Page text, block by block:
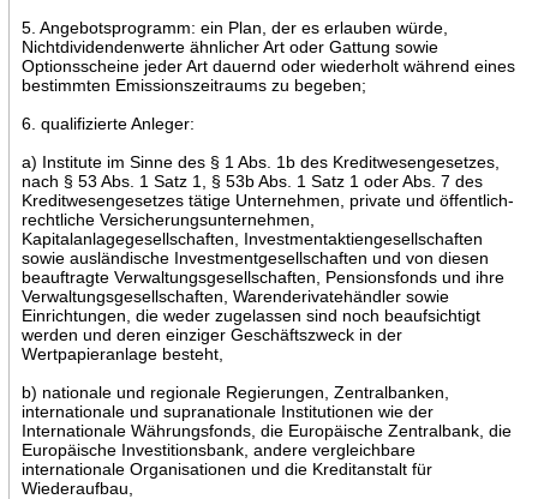
5. Angebotsprogramm: ein Plan, der es erlauben würde,
Nichtdividendenwerte ähnlicher Art oder Gattung sowie
Optionsscheine jeder Art dauernd oder wiederholt während eines
bestimmten Emissionszeitraums zu begeben;
6. qualifizierte Anleger:
a) Institute im Sinne des § 1 Abs. 1b des Kreditwesengesetzes,
nach § 53 Abs. 1 Satz 1, § 53b Abs. 1 Satz 1 oder Abs. 7 des
Kreditwesengesetzes tätige Unternehmen, private und öffentlich-
rechtliche Versicherungsunternehmen,
Kapitalanlagegesellschaften, Investmentaktiengesellschaften
sowie ausländische Investmentgesellschaften und von diesen
beauftragte Verwaltungsgesellschaften, Pensionsfonds und ihre
Verwaltungsgesellschaften, Warenderivatehändler sowie
Einrichtungen, die weder zugelassen sind noch beaufsichtigt
werden und deren einziger Geschäftszweck in der
Wertpapieranlage besteht,
b) nationale und regionale Regierungen, Zentralbanken,
internationale und supranationale Institutionen wie der
Internationale Währungsfonds, die Europäische Zentralbank, die
Europäische Investitionsbank, andere vergleichbare
internationale Organisationen und die Kreditanstalt für
Wiederaufbau,